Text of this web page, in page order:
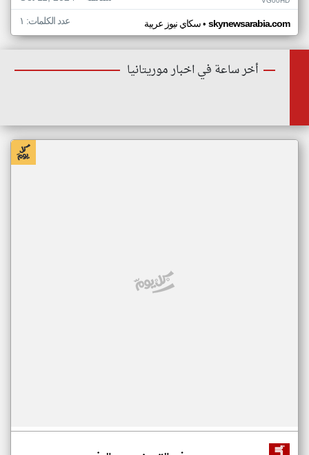
سكاي نيوز عربية• skynewsarabia.com عدد الكلمات: ١
أخر ساعة في اخبار موريتانيا